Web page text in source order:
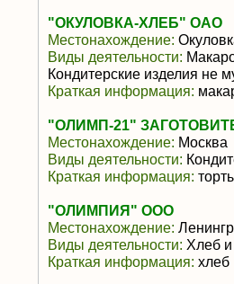
"ОКУЛОВКА-ХЛЕБ" ОАО
Местонахождение:
Виды деятельности:
Кондитерские изделия не
Краткая информация:
"ОЛИМП-21"
Местонахождение: Москва
Виды деятельности:
Краткая информация:
"ОЛИМПИЯ" ООО
Местонахождение:
Виды деятельности: Хлеб
Краткая информация: хлеб